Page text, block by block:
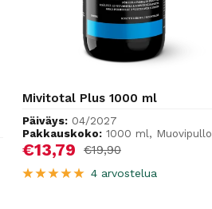
Mivitotal Plus 1000 ml
Päiväys: 04/2027
Pakkauskoko: 1000 ml, Muovipullo
Alennushinta
€13,79 Normaalihinta
€19,90
4 arvostelua